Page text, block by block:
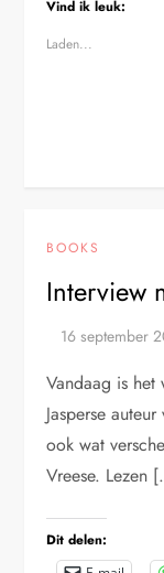
Vind ik leuk:
Laden...
BOOKS
Interview
Vandaag is het
Jasperse
ook wat
Vreese. Lezen
Dit delen: